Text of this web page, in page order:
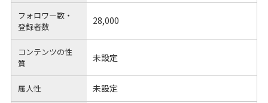
フォロワー数・
登録者数
28,000
コンテンツの性
質
未設定
属人性 未設定